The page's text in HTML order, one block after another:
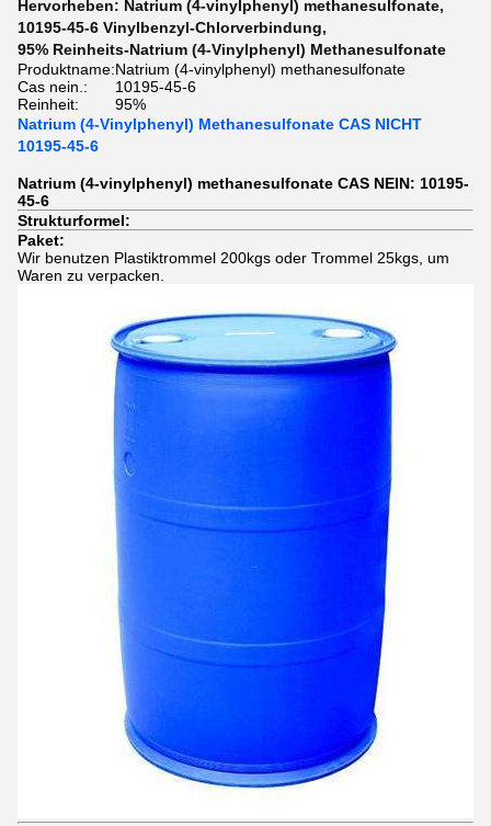
Hervorheben: Natrium (4-vinylphenyl) methanesulfonate,
10195-45-6 Vinylbenzyl-Chlorverbindung,
95% Reinheits-Natrium (4-Vinylphenyl) Methanesulfonate
Produktname:Natrium (4-vinylphenyl) methanesulfonate
Cas nein.:
10195-45-6
Reinheit:
95%
Natrium (4-Vinylphenyl) Methanesulfonate CAS NICHT
10195-45-6
Natrium (4-vinylphenyl) methanesulfonate CAS NEIN: 10195-
45-6
Strukturformel:
Paket:
Wir benutzen Plastiktrommel 200kgs oder Trommel 25kgs, um
Waren zu verpacken.